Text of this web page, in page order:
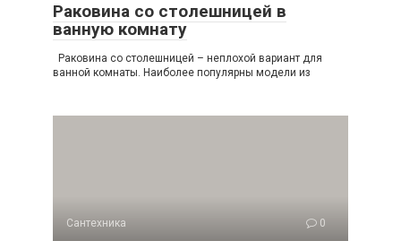
Раковина со столешницей в
ванную комнату
Раковина со столешницей – неплохой вариант для
ванной комнаты. Наиболее популярны модели из
Сантехника 0